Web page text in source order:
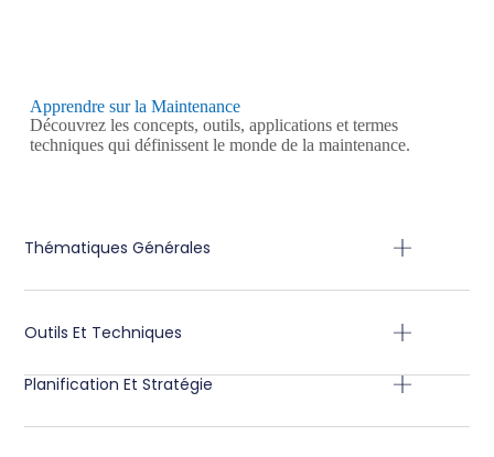
Apprendre sur la Maintenance
Découvrez les concepts, outils, applications et termes
techniques qui définissent le monde de la maintenance.
Thématiques Générales
Outils Et Techniques
Planification Et Stratégie